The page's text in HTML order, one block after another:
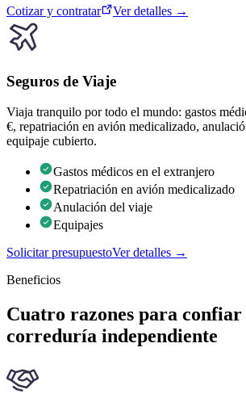
Cotizar y contratar Ver detalles →
Seguros de Viaje
Viaja tranquilo por todo el mundo: gastos
€, repatriación en avión medicalizado,
equipaje cubierto.
Gastos médicos en el extranjero
Repatriación en avión medicalizado
Anulación del viaje
Equipajes
Solicitar presupuestoVer detalles →
Beneficios
Cuatro razones para confiar
correduría independiente